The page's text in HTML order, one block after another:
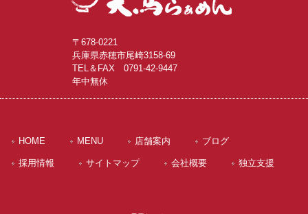
〒678-0221
兵庫県赤穂市尾崎3158-69
TEL＆FAX 0791-42-9447
年中無休
HOME MENU 店舗案内 ブログ
採用情報 サイトマップ 会社概要 独立支援